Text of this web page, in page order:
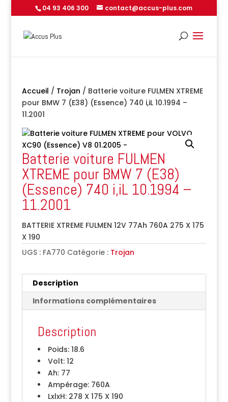
04 93 406 300 contact@accus-plus.com
Accueil / Trojan / Batterie voiture FULMEN XTREME
pour BMW 7 (E38) (Essence) 740 i,iL 10.1994 –
11.2001
Batterie voiture FULMEN
XTREME pour BMW 7 (E38)
(Essence) 740 i,iL 10.1994 –
11.2001
BATTERIE XTREME FULMEN 12V 77Ah 760A 275 X 175
X 190
UGS : FA770 Catégorie : Trojan
Description
Informations complémentaires
Description
Poids:18.6
Volt:12
Ah:77
Ampérage:760A
LxlxH:278 X 175 X 190